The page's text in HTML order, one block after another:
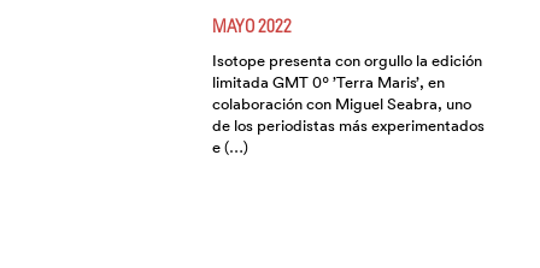
MAYO 2022
Isotope presenta con orgullo la edición
limitada GMT 0º ’Terra Maris’, en
colaboración con Miguel Seabra, uno
de los periodistas más experimentados
e (…)